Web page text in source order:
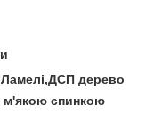
Ламелі,ДСП дерево
м'якою спинкою